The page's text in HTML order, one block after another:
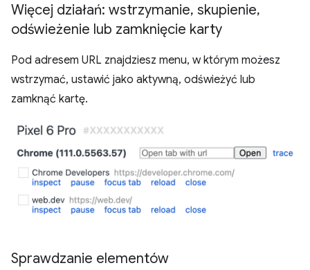
Więcej działań: wstrzymanie, skupienie,
odświeżenie lub zamknięcie karty
Pod adresem URL znajdziesz menu, w którym możesz
wstrzymać, ustawić jako aktywną, odświeżyć lub
zamknąć kartę.
Sprawdzanie elementów